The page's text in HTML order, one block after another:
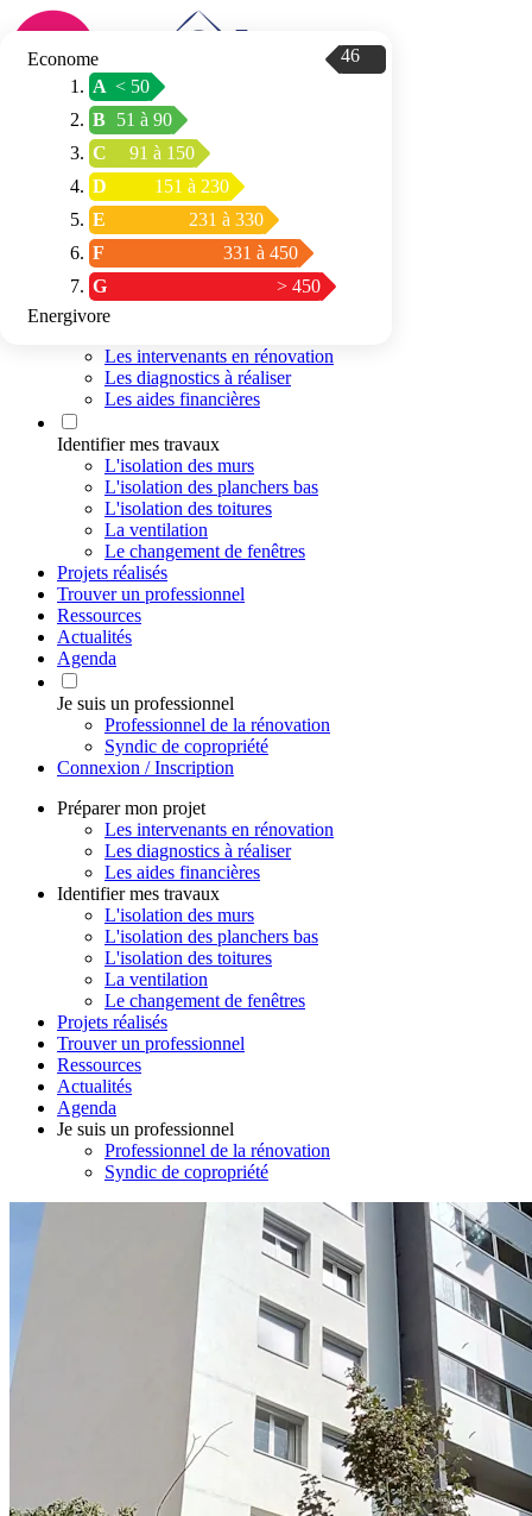
Connexion / Inscription
Trouver mon
espace conseil
Les intervenants en rénovation
Les diagnostics à réaliser
Les aides financières
Identifier mes travaux
L'isolation des murs
L'isolation des planchers bas
L'isolation des toitures
La ventilation
Le changement de fenêtres
Projets réalisés
Trouver un professionnel
Ressources
Actualités
Agenda
Je suis un professionnel
Professionnel de la rénovation
Syndic de copropriété
Connexion / Inscription
Préparer mon projet
Les intervenants en rénovation
Les diagnostics à réaliser
Les aides financières
Identifier mes travaux
L'isolation des murs
L'isolation des planchers bas
L'isolation des toitures
La ventilation
Le changement de fenêtres
Projets réalisés
Trouver un professionnel
Ressources
Actualités
Agenda
Je suis un professionnel
Professionnel de la rénovation
Syndic de copropriété
Econome
A < 50
B 51 à 90
C
91 à 150
D
151 à 230
E
231 à 330
F
331 à 450
G
> 450
46
Energivore